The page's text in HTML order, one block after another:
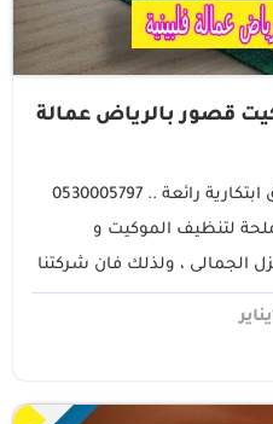
قصور بالرياض عمالة
نظف مفروشاتك بعمق و بطرق ابتكارية رائعة .. 0530005797
لتنظيف الموكيت و
الجمالى ، ولذلك فان شركتنا
يناير